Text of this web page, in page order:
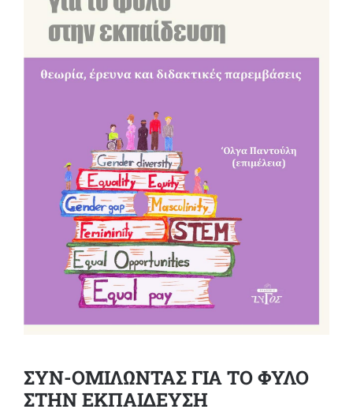
ΣΥΝ-ΟΜΙΛΩΝΤΑΣ ΓΙΑ ΤΟ ΦΥΛΟ
ΣΤΗΝ ΕΚΠΑΙΔΕΥΣΗ